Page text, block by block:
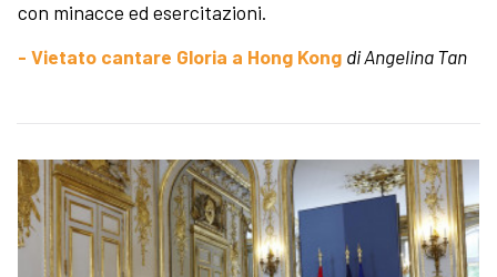
con minacce ed esercitazioni.
- Vietato cantare Gloria a Hong Kong di Angelina Tan